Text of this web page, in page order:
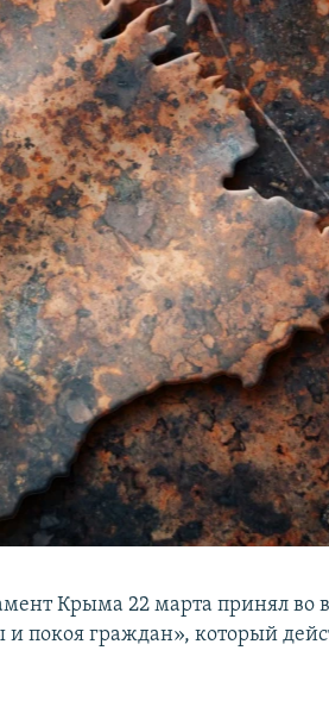
Крыма 22 марта принял во
покоя граждан», который